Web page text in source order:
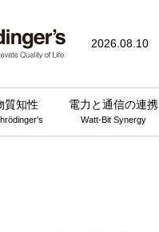
2026.08.10
質知性 電力と通信の連携
Watt-Bit Synergy
functions.php